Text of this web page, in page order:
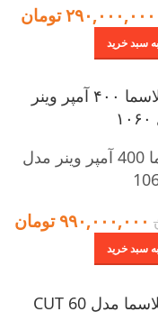
۲۹۰,۰۰۰,۰۰۰تومان
سبد خرید
دستگاه برش پلاسما 400 آمپر وینر مدل
۹۹۰,۰۰۰,۰۰۰ تومان
سبد خرید